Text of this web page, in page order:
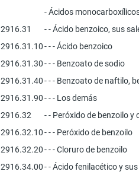
- Ácidos
2916.31
- - Ácido benzoico, sus
2916.31.10- - - Ácido benzoico
2916.31.30- - - Benzoato de sodio
2916.31.40- - - Benzoato de naftilo,
2916.31.90- - - Los demás
2916.32
- - Peróxido de benzoilo y
2916.32.10- - - Peróxido de benzoilo
2916.32.20- - - Cloruro de benzoilo
2916.34.00- - Ácido fenilacético y